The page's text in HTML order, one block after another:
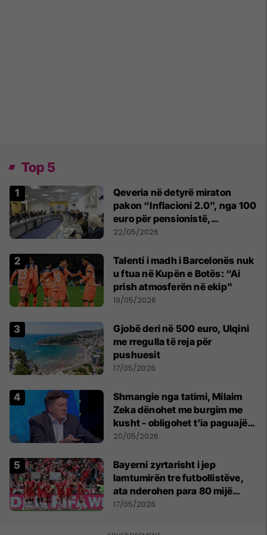
Top 5
Qeveria në detyrë miraton
pakon “Inflacioni 2.0”, nga 100
euro për pensionistë,
punëtorët privat, fëmijë dhe
22/05/2026
Talenti i madh i Barcelonës nuk
u ftua në Kupën e Botës: “Ai
prish atmosferën në ekip"
19/05/2026
Gjobë deri në 500 euro, Ulqini
me rregulla të reja për
pushuesit
17/05/2026
Shmangie nga tatimi, Milaim
Zeka dënohet me burgim me
kusht - obligohet t'ia paguajë
ATK-së 81 mijë euro
20/05/2026
Bayerni zyrtarisht i jep
lamtumirën tre futbollistëve,
ata nderohen para 80 mijë
tifozëve
17/05/2026